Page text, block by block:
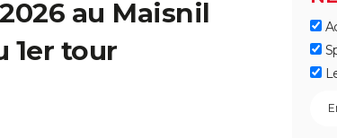
au Maisnil
1er tour